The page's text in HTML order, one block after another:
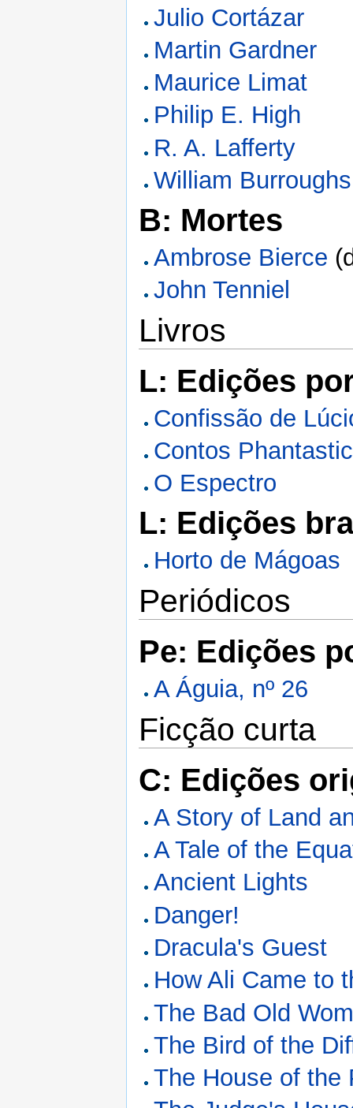
Julio Cortázar
Martin Gardner
Maurice Limat
Philip E. High
R. A. Lafferty
William Burroughs
B: Mortes
Ambrose Bierce
John Tenniel
Livros
L: Edições
Confissão de
Contos
O Espectro
L: Edições
Horto de Mágoas
Periódicos
Pe: Edições
A Águia, nº 26
Ficção curta
C: Edições
A Story of Land
A Tale of the
Ancient Lights
Danger!
Dracula's Guest
How Ali Came to
The Bad Old
The Bird of the
The House of the